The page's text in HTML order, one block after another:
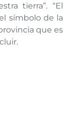
tierra”. “El
símbolo de la
que es